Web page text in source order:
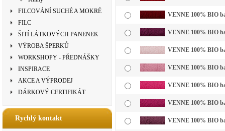
FILCOVÁNÍ SUCHÉ A MOKRÉ
FILC
ŠITÍ LÁTKOVÝCH PANENEK
VÝROBA ŠPERKŮ
WORKSHOPY - PŘEDNÁŠKY
INSPIRACE
AKCE A VÝPRODEJ
DÁRKOVÝ CERTIFIKÁT
Rychlý kontakt
VENNE 100% BIO
VENNE 100% BIO
VENNE 100% BIO
VENNE 100% BIO
VENNE 100% BIO
VENNE 100% BIO
VENNE 100% BIO